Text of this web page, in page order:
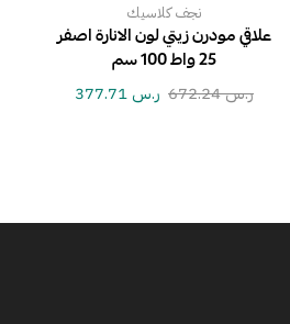
نجف كلاسيك
علاقي مودرن زيتي لون الانارة اصفر
25 واط 100 سم
ر.س672.24 ر.س